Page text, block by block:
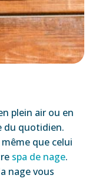
plein air ou en
du quotidien.
que celui
spa de nage.
nage vous